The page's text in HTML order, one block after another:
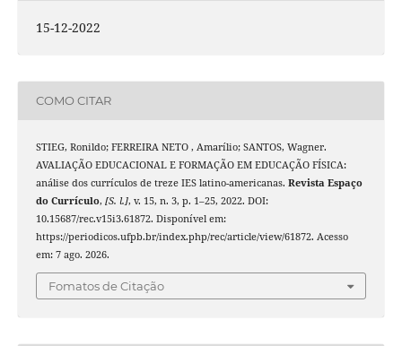
15-12-2022
COMO CITAR
STIEG, Ronildo; FERREIRA NETO , Amarílio; SANTOS, Wagner.
AVALIAÇÃO EDUCACIONAL E FORMAÇÃO EM EDUCAÇÃO FÍSICA:
análise dos currículos de treze IES latino-americanas. Revista Espaço
do Currículo, [S. l.], v. 15, n. 3, p. 1–25, 2022. DOI:
10.15687/rec.v15i3.61872. Disponível em:
https://periodicos.ufpb.br/index.php/rec/article/view/61872. Acesso
em: 7 ago. 2026.
Fomatos de Citação